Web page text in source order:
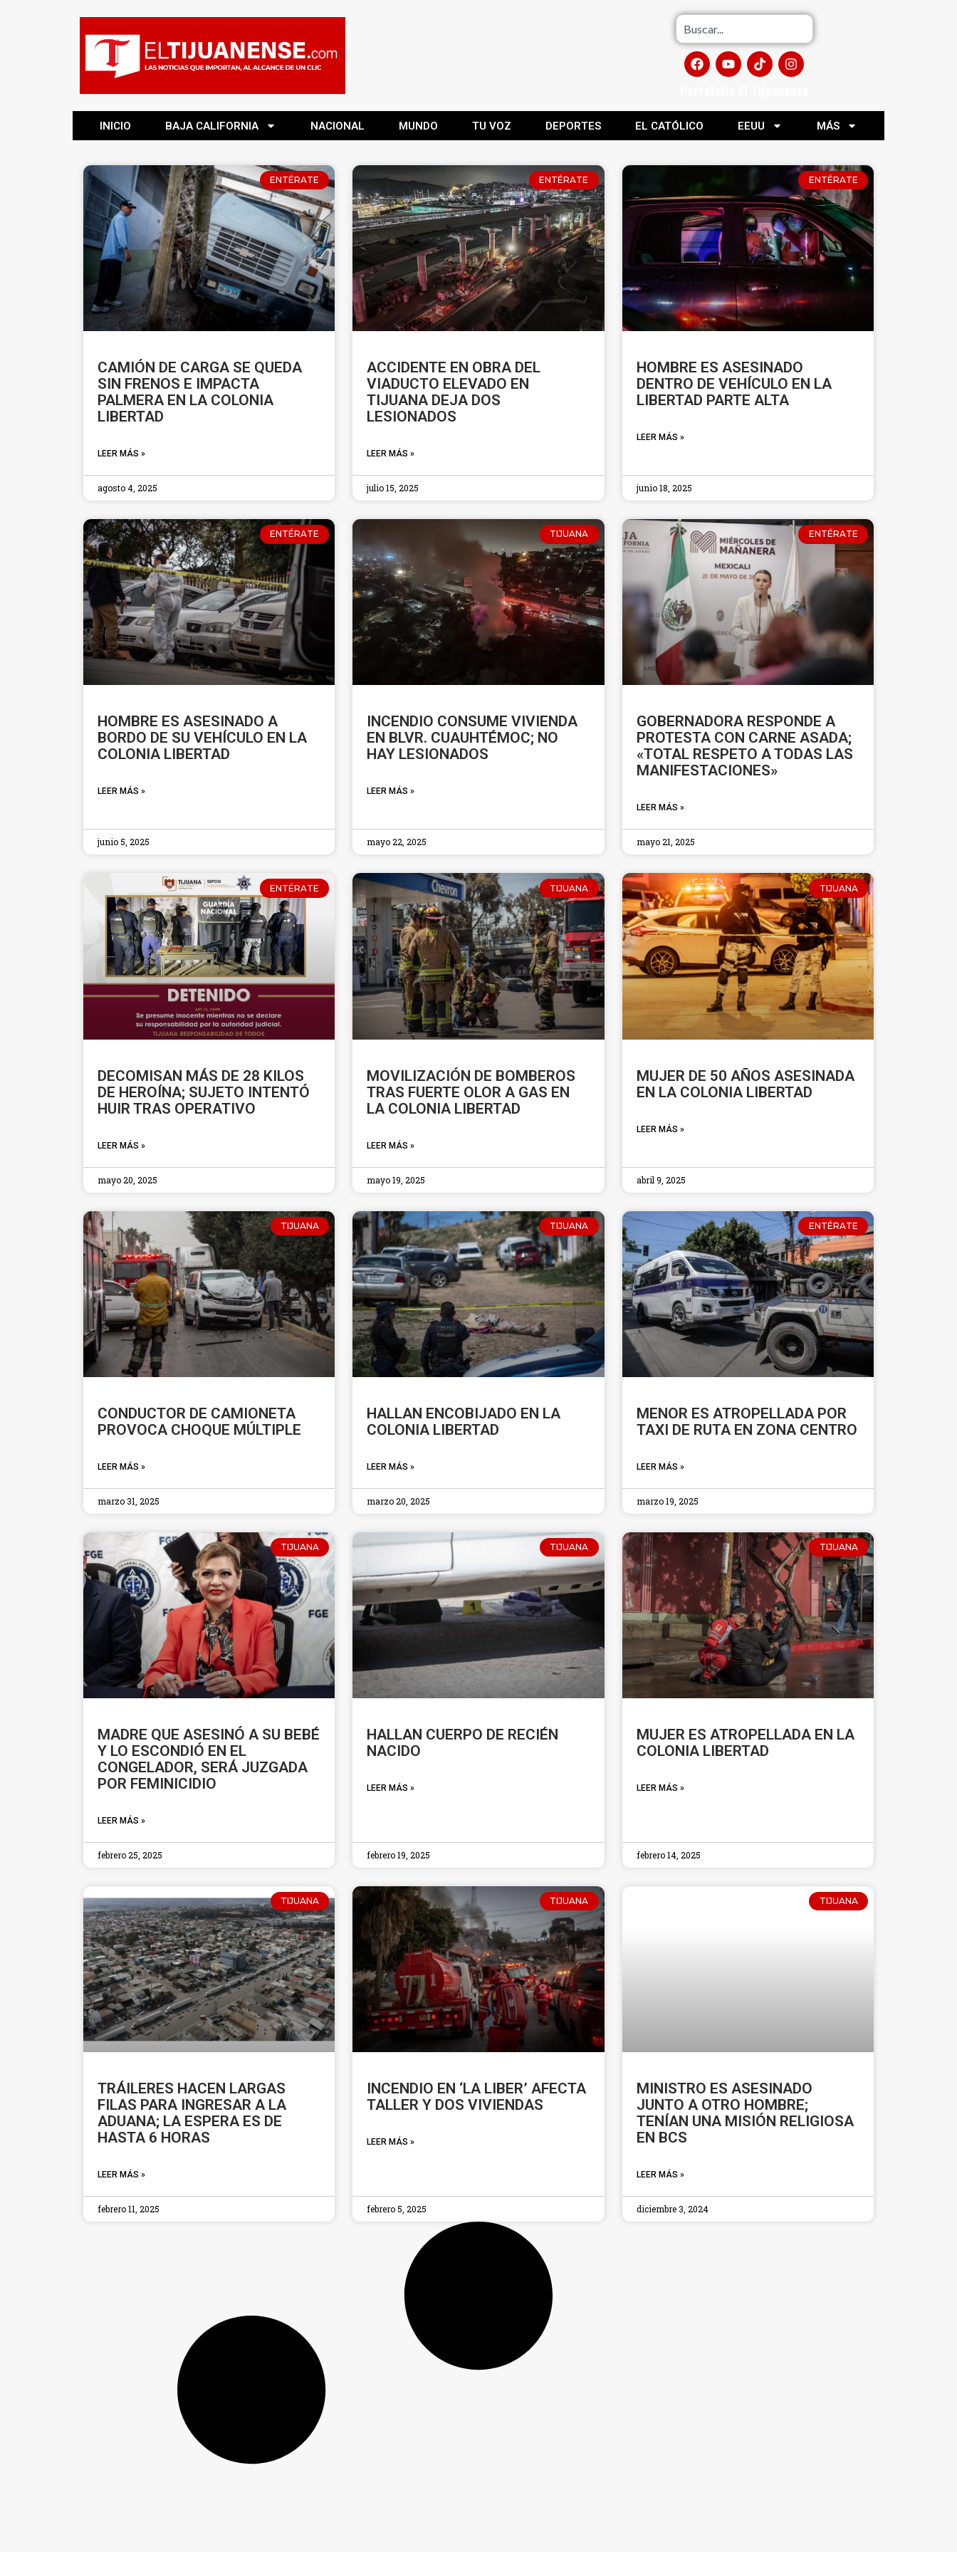
INICIO BAJA CALIFORNIA NACIONAL MUNDO TU VOZ DEPORTES EL CATÓLICO EEUU MÁS
ENTÉRATE
CAMIÓN DE CARGA SE QUEDA
SIN FRENOS E IMPACTA
PALMERA EN LA COLONIA
LIBERTAD
LEER MÁS »
agosto 4, 2025
ENTÉRATE
ACCIDENTE EN OBRA DEL
VIADUCTO ELEVADO EN
TIJUANA DEJA DOS
LESIONADOS
LEER MÁS »
julio 15, 2025
ENTÉRATE
HOMBRE ES ASESINADO
DENTRO DE VEHÍCULO EN LA
LIBERTAD PARTE ALTA
LEER MÁS »
junio 18, 2025
ENTÉRATE
HOMBRE ES ASESINADO A
BORDO DE SU VEHÍCULO EN LA
COLONIA LIBERTAD
LEER MÁS »
junio 5, 2025
TIJUANA
INCENDIO CONSUME VIVIENDA
EN BLVR. CUAUHTÉMOC; NO
HAY LESIONADOS
LEER MÁS »
mayo 22, 2025
ENTÉRATE
GOBERNADORA RESPONDE A
PROTESTA CON CARNE ASADA;
«TOTAL RESPETO A TODAS LAS
MANIFESTACIONES»
LEER MÁS »
mayo 21, 2025
ENTÉRATE
DECOMISAN MÁS DE 28 KILOS
DE HEROÍNA; SUJETO INTENTÓ
HUIR TRAS OPERATIVO
LEER MÁS »
mayo 20, 2025
TIJUANA
MOVILIZACIÓN DE BOMBEROS
TRAS FUERTE OLOR A GAS EN
LA COLONIA LIBERTAD
LEER MÁS »
mayo 19, 2025
TIJUANA
MUJER DE 50 AÑOS ASESINADA
EN LA COLONIA LIBERTAD
LEER MÁS »
abril 9, 2025
TIJUANA
CONDUCTOR DE CAMIONETA
PROVOCA CHOQUE MÚLTIPLE
LEER MÁS »
marzo 31, 2025
TIJUANA
HALLAN ENCOBIJADO EN LA
COLONIA LIBERTAD
LEER MÁS »
marzo 20, 2025
ENTÉRATE
MENOR ES ATROPELLADA POR
TAXI DE RUTA EN ZONA CENTRO
LEER MÁS »
marzo 19, 2025
TIJUANA
MADRE QUE ASESINÓ A SU BEBÉ
Y LO ESCONDIÓ EN EL
CONGELADOR, SERÁ JUZGADA
POR FEMINICIDIO
LEER MÁS »
febrero 25, 2025
TIJUANA
HALLAN CUERPO DE RECIÉN
NACIDO
LEER MÁS »
febrero 19, 2025
TIJUANA
MUJER ES ATROPELLADA EN LA
COLONIA LIBERTAD
LEER MÁS »
febrero 14, 2025
TIJUANA
TRÁILERES HACEN LARGAS
FILAS PARA INGRESAR A LA
ADUANA; LA ESPERA ES DE
HASTA 6 HORAS
LEER MÁS »
febrero 11, 2025
TIJUANA
INCENDIO EN ‘LA LIBER’ AFECTA
TALLER Y DOS VIVIENDAS
LEER MÁS »
febrero 5, 2025
TIJUANA
MINISTRO ES ASESINADO
JUNTO A OTRO HOMBRE;
TENÍAN UNA MISIÓN RELIGIOSA
EN BCS
LEER MÁS »
diciembre 3, 2024